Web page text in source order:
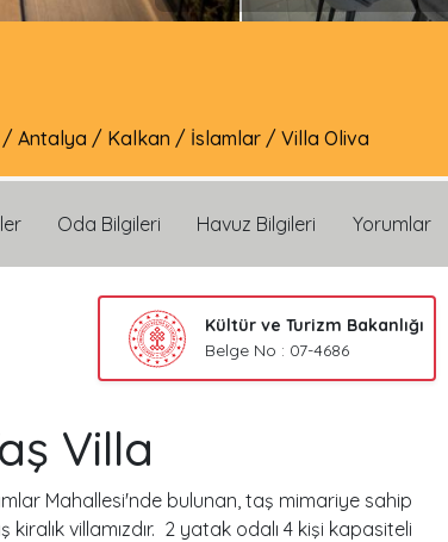
/ Antalya / Kalkan / İslamlar / Villa Oliva
Oda Bilgileri Havuz Bilgileri Yorumlar
Kültür ve Turizm Bakanlığı
Belge No : 07-4686
Villa
Mahallesi'nde bulunan, taş mimariye sahip
villamızdır. 2 yatak odalı 4 kişi kapasiteli